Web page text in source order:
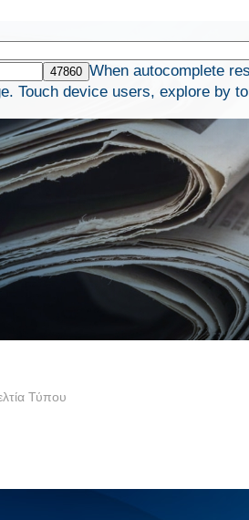
When autocomplete
Touch device users, explore by
Τύπου